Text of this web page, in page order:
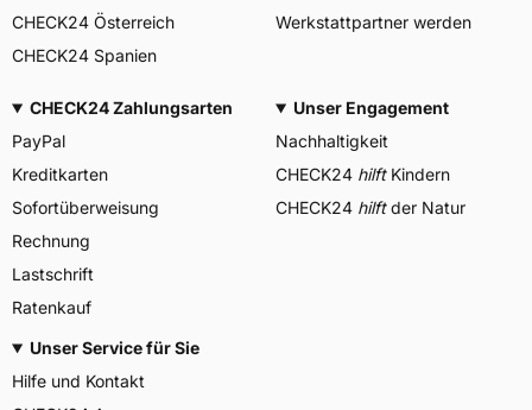
CHECK24 Österreich
CHECK24 Spanien
Werkstattpartner werden
CHECK24 Zahlungsarten
PayPal
Kreditkarten
Sofortüberweisung
Rechnung
Lastschrift
Ratenkauf
Unser Engagement
Nachhaltigkeit
CHECK24 hilftKindern
CHECK24 hilftder Natur
Unser Service für Sie
Hilfe und Kontakt